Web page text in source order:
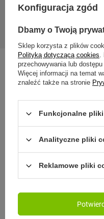
Gwarancja 24 miesiące
PROMOCJA PRZECENA
Konfiguracja zgód
Dbamy o Twoją
Sklep korzysta z plików
Polityką dotyczącą cookies.
przechowywania lub
Więcej informacji na temat
znaleźć także na stronie
Funkcjonalne
Analityczne pliki
Reklamowe pliki